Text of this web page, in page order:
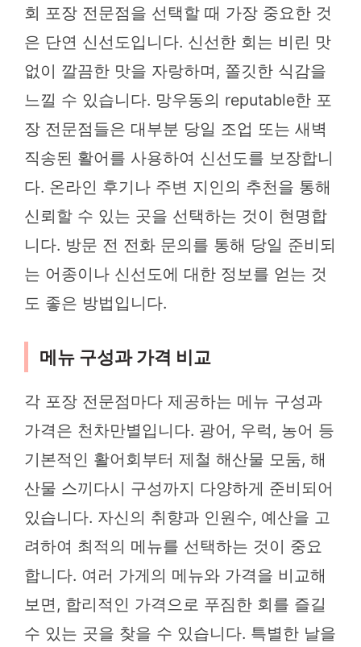
회 포장 전문점을 선택할 때 가장 중요한 것
은 단연 신선도입니다. 신선한 회는 비린 맛
없이 깔끔한 맛을 자랑하며, 쫄깃한 식감을
느낄 수 있습니다. 망우동의 reputable한 포
장 전문점들은 대부분 당일 조업 또는 새벽
직송된 활어를 사용하여 신선도를 보장합니
다. 온라인 후기나 주변 지인의 추천을 통해
신뢰할 수 있는 곳을 선택하는 것이 현명합
니다. 방문 전 전화 문의를 통해 당일 준비되
는 어종이나 신선도에 대한 정보를 얻는 것
도 좋은 방법입니다.
메뉴 구성과 가격 비교
각 포장 전문점마다 제공하는 메뉴 구성과
가격은 천차만별입니다. 광어, 우럭, 농어 등
기본적인 활어회부터 제철 해산물 모둠, 해
산물 스끼다시 구성까지 다양하게 준비되어
있습니다. 자신의 취향과 인원수, 예산을 고
려하여 최적의 메뉴를 선택하는 것이 중요
합니다. 여러 가게의 메뉴와 가격을 비교해
보면, 합리적인 가격으로 푸짐한 회를 즐길
수 있는 곳을 찾을 수 있습니다. 특별한 날을